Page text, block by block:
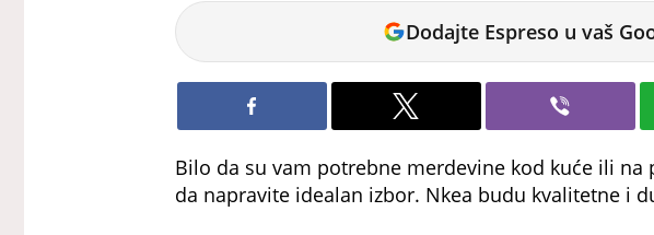
Vanja
Pejić
Dodajte Espreso u vaš
Bilo da su vam potrebne merdevine kod kuće ili na
da napravite idealan izbor. Nkea budu kvalitetne i